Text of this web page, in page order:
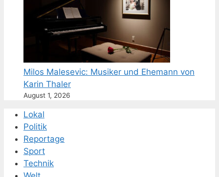
Milos Malesevic: Musiker und Ehemann von
Karin Thaler
August 1, 2026
Lokal
Politik
Reportage
Sport
Technik